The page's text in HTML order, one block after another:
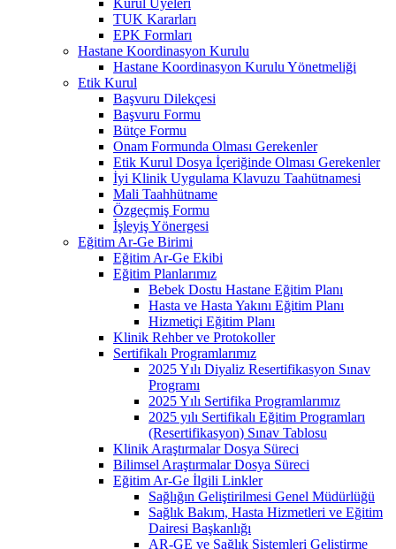
TUK Kararları
EPK Formları
Hastane Koordinasyon Kurulu
Hastane Koordinasyon Kurulu Yönetmeliği
Etik Kurul
Başvuru Dilekçesi
Başvuru Formu
Bütçe Formu
Onam Formunda Olması Gerekenler
Etik Kurul Dosya İçeriğinde Olması Gerekenler
İyi Klinik Uygulama Klavuzu Taahütnamesi
Mali Taahhütname
Özgeçmiş Formu
İşleyiş Yönergesi
Eğitim Ar-Ge Birimi
Eğitim Ar-Ge Ekibi
Eğitim Planlarımız
Bebek Dostu Hastane Eğitim Planı
Hasta ve Hasta Yakını Eğitim Planı
Hizmetiçi Eğitim Planı
Klinik Rehber ve Protokoller
Sertifikalı Programlarımız
2025 Yılı Diyaliz Resertifikasyon Sınav
Programı
2025 Yılı Sertifika Programlarımız
2025 yılı Sertifikalı Eğitim Programları
(Resertifikasyon) Sınav Tablosu
Klinik Araştırmalar Dosya Süreci
Bilimsel Araştırmalar Dosya Süreci
Eğitim Ar-Ge İlgili Linkler
Sağlığın Geliştirilmesi Genel Müdürlüğü
Sağlık Bakım, Hasta Hizmetleri ve Eğitim
Dairesi Başkanlığı
AR-GE ve Sağlık Sistemleri Geliştirme